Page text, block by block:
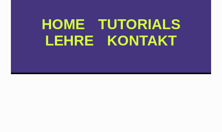
HOME
TUTORIALS
LEHRE
KONTAKT